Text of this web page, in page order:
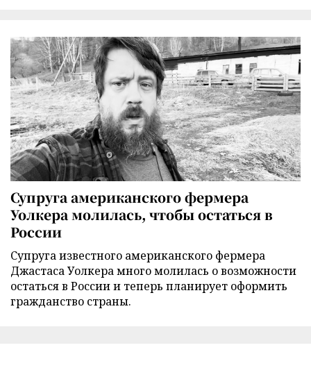
Супруга американского фермера
Уолкера молилась, чтобы остаться в
России
Супруга известного американского фермера
Джастаса Уолкера много молилась о возможности
остаться в России и теперь планирует оформить
гражданство страны.